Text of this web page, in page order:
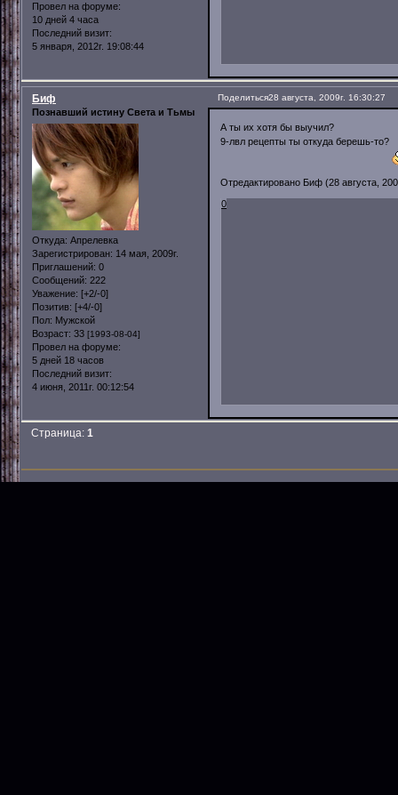
Провел на форуме:
10 дней 4 часа
Последний визит:
5 января, 2012г. 19:08:44
Поделиться28 августа, 2009г. 16:30:27
Биф
Познавший истину Света и Тьмы
Откуда: Апрелевка
Зарегистрирован: 14 мая, 2009г.
Приглашений: 0
Сообщений: 222
Уважение: [+2/-0]
Позитив: [+4/-0]
Пол: Мужской
Возраст: 33 [1993-08-04]
Провел на форуме:
5 дней 18 часов
Последний визит:
4 июня, 2011г. 00:12:54
А ты их хотя бы выучил?
9-лвл рецепты ты откуда берешь-то?
Отредактировано Биф (28 августа,
0
Страница:1